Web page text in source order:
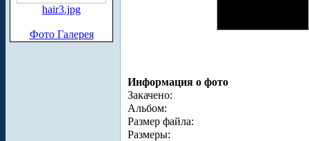
hair3.jpg
Фото Галерея
Информация о фото
Закачено:
Альбом:
Размер файла:
Размеры: